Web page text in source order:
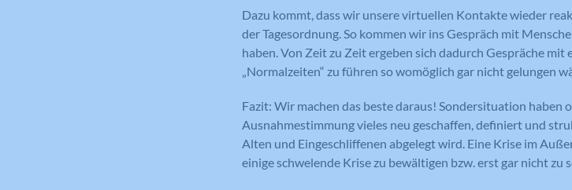
Dazu kommt, dass wir unsere virtuellen Kontakte wieder
der Tagesordnung. So kommen wir ins Gespräch mit
haben. Von Zeit zu Zeit ergeben sich dadurch Gespräche mit
„Normalzeiten“ zu führen so womöglich gar nicht gelungen
Fazit: Wir machen das beste daraus! Sondersituation haben
Ausnahmestimmung vieles neu geschaffen, definiert und
Alten und Eingeschliffenen abgelegt wird. Eine Krise im
einige schwelende Krise zu bewältigen bzw. erst gar nicht zu
Anbieter Google Analytics
Laufzeit 1 Tag
Zweck
Registriert eine
verwendet wird, um
dazu, wie der
nutzt, zu generieren.
Anbieter YouTube
Laufzeit 1 Tag
Zweck
mobilen Geräten, um
basierend auf dem
Standort zu